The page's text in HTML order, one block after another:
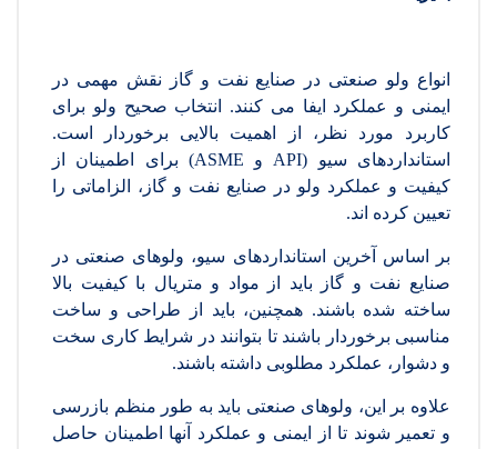
انواع ولو صنعتی در صنایع نفت و گاز نقش مهمی در
ایمنی و عملکرد ایفا می کنند. انتخاب صحیح ولو برای
کاربرد مورد نظر، از اهمیت بالایی برخوردار است.
استانداردهای سیو (API و ASME) برای اطمینان از
کیفیت و عملکرد ولو در صنایع نفت و گاز، الزاماتی را
تعیین کرده اند.
بر اساس آخرین استانداردهای سیو، ولوهای صنعتی در
صنایع نفت و گاز باید از مواد و متریال با کیفیت بالا
ساخته شده باشند. همچنین، باید از طراحی و ساخت
مناسبی برخوردار باشند تا بتوانند در شرایط کاری سخت
و دشوار، عملکرد مطلوبی داشته باشند.
علاوه بر این، ولوهای صنعتی باید به طور منظم بازرسی
و تعمیر شوند تا از ایمنی و عملکرد آنها اطمینان حاصل